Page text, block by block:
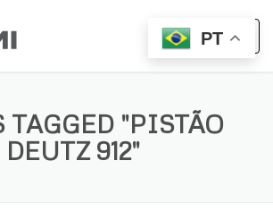
TAGGED "PISTÃO
DEUTZ 912"
PT